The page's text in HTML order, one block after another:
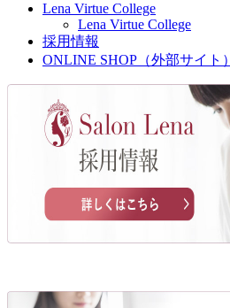
Lena Virtue College
Lena Virtue College
採用情報
ONLINE SHOP（外部サイト）